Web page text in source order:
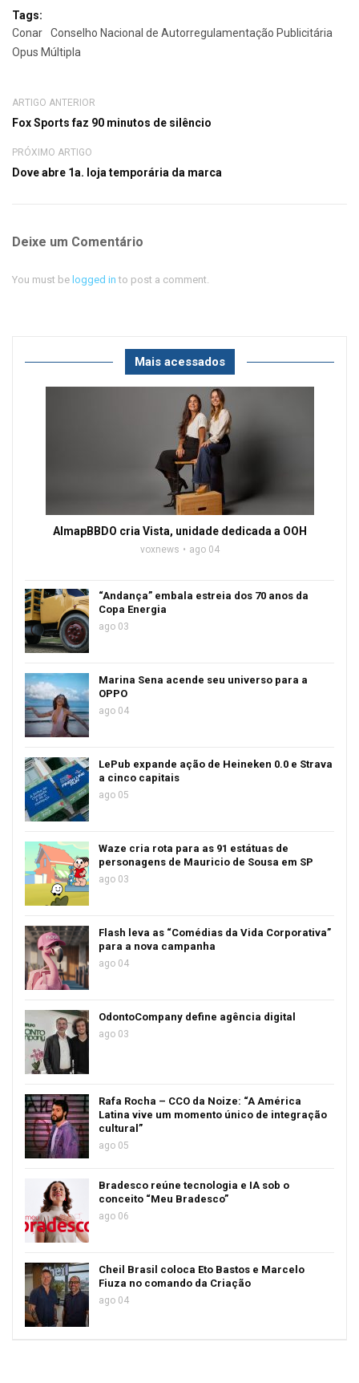
Tags:
Conar
Conselho Nacional de Autorregulamentação Publicitária
Opus Múltipla
ARTIGO ANTERIOR
Fox Sports faz 90 minutos de silêncio
PRÓXIMO ARTIGO
Dove abre 1a. loja temporária da marca
Deixe um Comentário
You must be logged in to post a comment.
Mais acessados
AlmapBBDO cria Vista, unidade dedicada a OOH
voxnews ago 04
“Andança” embala estreia dos 70 anos da
Copa Energia
ago 03
Marina Sena acende seu universo para a
OPPO
ago 04
LePub expande ação de Heineken 0.0 e Strava
a cinco capitais
ago 05
Waze cria rota para as 91 estátuas de
personagens de Mauricio de Sousa em SP
ago 03
Flash leva as “Comédias da Vida Corporativa”
para a nova campanha
ago 04
OdontoCompany define agência digital
ago 03
Rafa Rocha – CCO da Noize: “A América
Latina vive um momento único de integração
cultural”
ago 05
Bradesco reúne tecnologia e IA sob o
conceito “Meu Bradesco”
ago 06
Cheil Brasil coloca Eto Bastos e Marcelo
Fiuza no comando da Criação
ago 04